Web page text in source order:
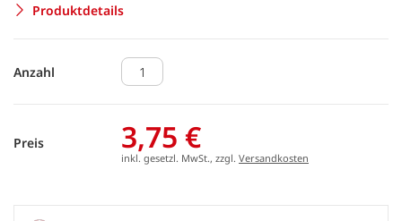
Produktdetails
Anzahl
Preis 3,75 €
inkl. gesetzl. MwSt., zzgl. Versandkosten